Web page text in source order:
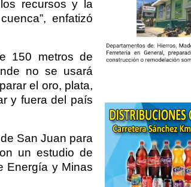
recursos y la
enfatizó
150 metros de
no se usará
el oro, plata,
y fuera del país
San Juan para
un estudio de
Energía y Minas